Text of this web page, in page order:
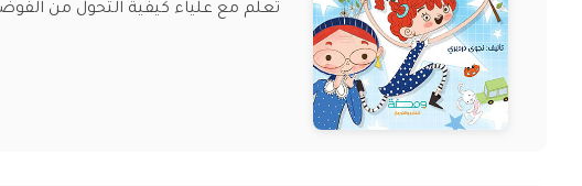
تعلم مع علياء كيفية التحول من